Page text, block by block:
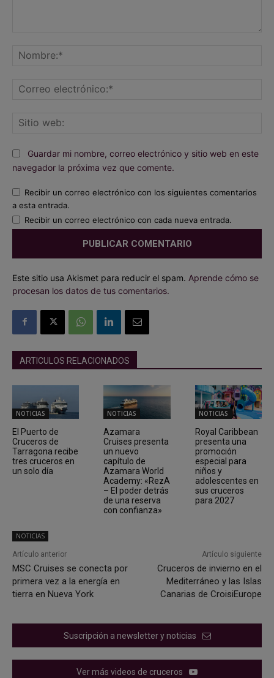
Guardar mi nombre, correo electrónico y sitio web en este
navegador la próxima vez que comente.
Recibir un correo electrónico con los siguientes comentarios
a esta entrada.
Recibir un correo electrónico con cada nueva entrada.
Este sitio usa Akismet para reducir el spam. Aprende cómo se
procesan los datos de tus comentarios.
ARTICULOS RELACIONADOS
NOTICIAS
El Puerto de
Cruceros de
Tarragona recibe
tres cruceros en
un solo día
NOTICIAS
Azamara
Cruises presenta
un nuevo
capítulo de
Azamara World
Academy: «RezA
– El poder detrás
de una reserva
con confianza»
NOTICIAS
Royal Caribbean
presenta una
promoción
especial para
niños y
adolescentes en
sus cruceros
para 2027
NOTICIAS
Artículo anterior
MSC Cruises se conecta por
primera vez a la energía en
tierra en Nueva York
Artículo siguiente
Cruceros de invierno en el
Mediterráneo y las Islas
Canarias de CroisiEurope
Suscripción a newsletter y noticias
Ver más videos de cruceros